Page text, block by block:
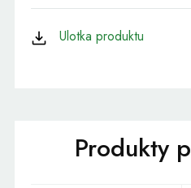
Ulotka produktu